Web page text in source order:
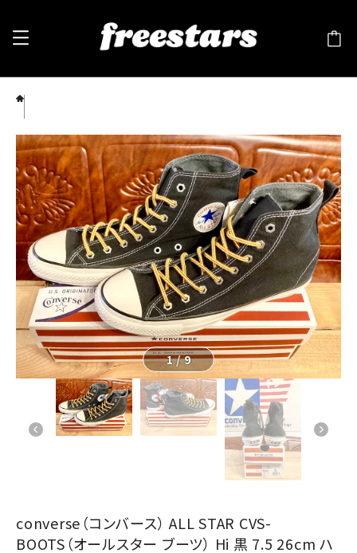
26cm ハイカット U.S.ORIGINATOR 241
1/9
converse（コンバース） ALL STAR CVS-
BOOTS（オールスター ブーツ） Hi 黒 7.5 26cm ハ